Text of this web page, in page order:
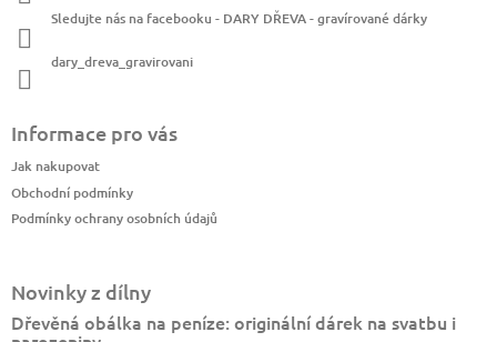
Sledujte nás na facebooku - DARY DŘEVA - gravírované dárky
dary_dreva_gravirovani
Informace pro vás
Jak nakupovat
Obchodní podmínky
Podmínky ochrany osobních údajů
Novinky z dílny
Dřevěná obálka na peníze: originální dárek na svatbu i